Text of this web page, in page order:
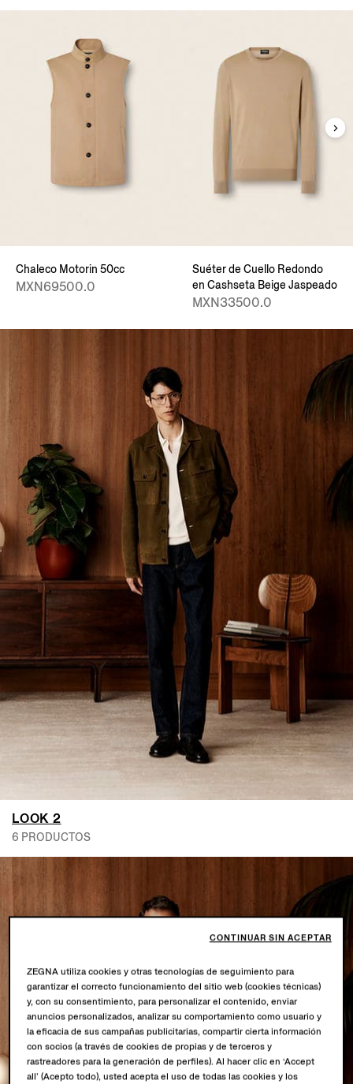
Chaleco Motorin 50cc
MXN69500.0
Suéter de Cuello Redondo
en Cashseta Beige Jaspeado
MXN33500.0
LOOK 2
6 PRODUCTOS
ZEGNA utiliza cookies y otras tecnologías de seguimiento para
garantizar el correcto funcionamiento del sitio web (cookies técnicas)
y, con su consentimiento, para personalizar el contenido, enviar
anuncios personalizados, analizar su comportamiento como usuario y
la eficacia de sus campañas publicitarias, compartir cierta información
con socios (a través de cookies de propias y de terceros y
rastreadores para la generación de perfiles). Al hacer clic en ‘Accept
all’ (Acepto todo), usted acepta el uso de todas las cookies y los
CONTINUAR SIN ACEPTAR